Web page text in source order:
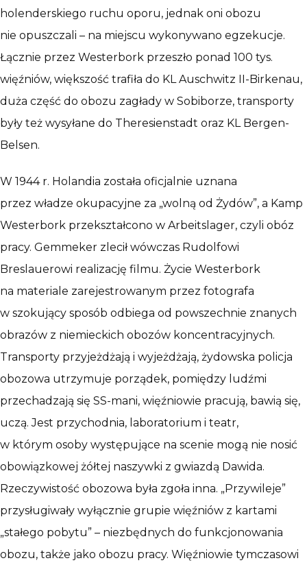
holenderskiego ruchu oporu, jednak oni obozu
nie opuszczali – na miejscu wykonywano egzekucje.
Łącznie przez Westerbork przeszło ponad 100 tys.
więźniów, większość trafiła do KL Auschwitz II-Birkenau,
duża część do obozu zagłady w Sobiborze, transporty
były też wysyłane do Theresienstadt oraz KL Bergen-
Belsen.
W 1944 r. Holandia została oficjalnie uznana
przez władze okupacyjne za „wolną od Żydów”, a Kamp
Westerbork przekształcono w Arbeitslager, czyli obóz
pracy. Gemmeker zlecił wówczas Rudolfowi
Breslauerowi realizację filmu. Życie Westerbork
na materiale zarejestrowanym przez fotografa
w szokujący sposób odbiega od powszechnie znanych
obrazów z niemieckich obozów koncentracyjnych.
Transporty przyjeżdżają i wyjeżdżają, żydowska policja
obozowa utrzymuje porządek, pomiędzy ludźmi
przechadzają się SS-mani, więźniowie pracują, bawią się,
uczą. Jest przychodnia, laboratorium i teatr,
w którym osoby występujące na scenie mogą nie nosić
obowiązkowej żółtej naszywki z gwiazdą Dawida.
Rzeczywistość obozowa była zgoła inna. „Przywileje”
przysługiwały wyłącznie grupie więźniów z kartami
„stałego pobytu” – niezbędnych do funkcjonowania
obozu, także jako obozu pracy. Więźniowie tymczasowi